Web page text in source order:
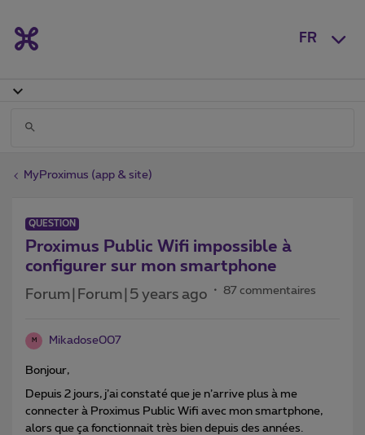
FR
MyProximus (app & site)
QUESTION
Proximus Public Wifi impossible à
configurer sur mon smartphone
Forum|Forum|5 years ago 87 commentaires
M Mikadose007
Bonjour,
Depuis 2 jours, j’ai constaté que je n’arrive plus à me
connecter à Proximus Public Wifi avec mon smartphone,
alors que ça fonctionnait très bien depuis des années.